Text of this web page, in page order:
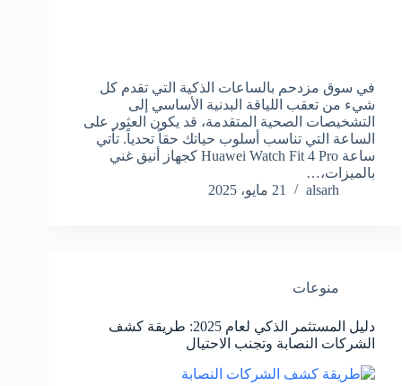
في سوق مزدحم بالساعات الذكية التي تقدم كل
شيء من تعقب اللياقة البدنية الأساسي إلى
التشخيصات الصحية المتقدمة، قد يكون العثور على
الساعة التي تناسب أسلوب حياتك حقاً تحدياً. تأتي
ساعة Huawei Watch Fit 4 Pro كجهاز أنيق غني
بالميزات،…
alsarh
21 مايو، 2025
منوعات
دليل المستثمر الذكي لعام 2025: طريقة كشف
الشركات النصابة وتجنب الاحتيال